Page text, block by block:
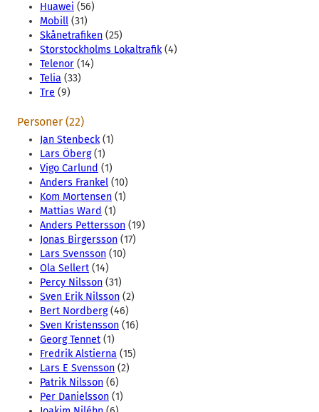
Huawei (56)
Mobill (31)
Skånetrafiken (25)
Storstockholms Lokaltrafik(4)
Telenor (14)
Telia (33)
Tre (9)
Personer (22)
Jan Stenbeck(1)
Lars Öberg(1)
Vigo Carlund (1)
Anders Frankel (10)
Kom Mortensen (1)
Mattias Ward (1)
Anders Pettersson (19)
Jonas Birgersson (17)
Lars Svensson (10)
Ola Sellert (14)
Percy Nilsson (31)
Sven Erik Nilsson (2)
Bert Nordberg(46)
Sven Kristensson (16)
Georg Tennet (1)
Fredrik Alstierna (15)
Lars E Svensson (2)
Patrik Nilsson (6)
Per Danielsson (1)